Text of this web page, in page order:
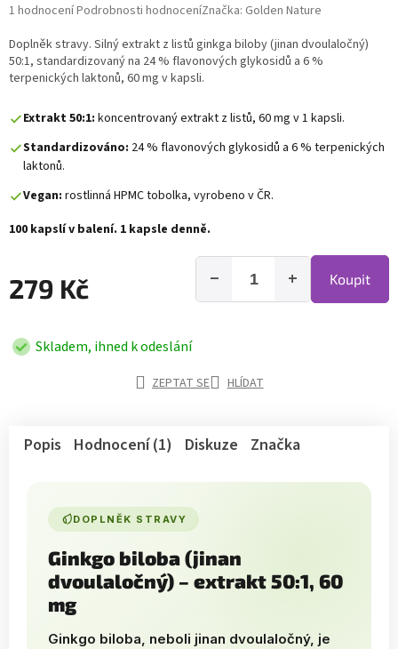
Průměrné hodnocení produktu je 5,0 z 5 hvězdiček.
1 hodnoceníPodrobnosti hodnoceníZnačka: Golden Nature
Doplněk stravy. Silný extrakt z listů ginkga biloby (jinan dvoulaločný)
50:1, standardizovaný na 24 % flavonových glykosidů a 6 %
terpenických laktonů, 60 mg v kapsli.
Extrakt 50:1: koncentrovaný extrakt z listů, 60 mg v 1 kapsli.
Standardizováno: 24 % flavonových glykosidů a 6 % terpenických
laktonů.
Vegan: rostlinná HPMC tobolka, vyrobeno v ČR.
100 kapslí v balení. 1 kapsle denně.
279 Kč +
− Koupit
Skladem, ihned k odeslání
ZEPTAT SE HLÍDAT
Popis Hodnocení (1) Diskuze Značka
DOPLNĚK STRAVY
Ginkgo biloba (jinan
dvoulaločný) – extrakt 50:1, 60
mg
Ginkgo biloba, neboli jinan dvoulaločný, je